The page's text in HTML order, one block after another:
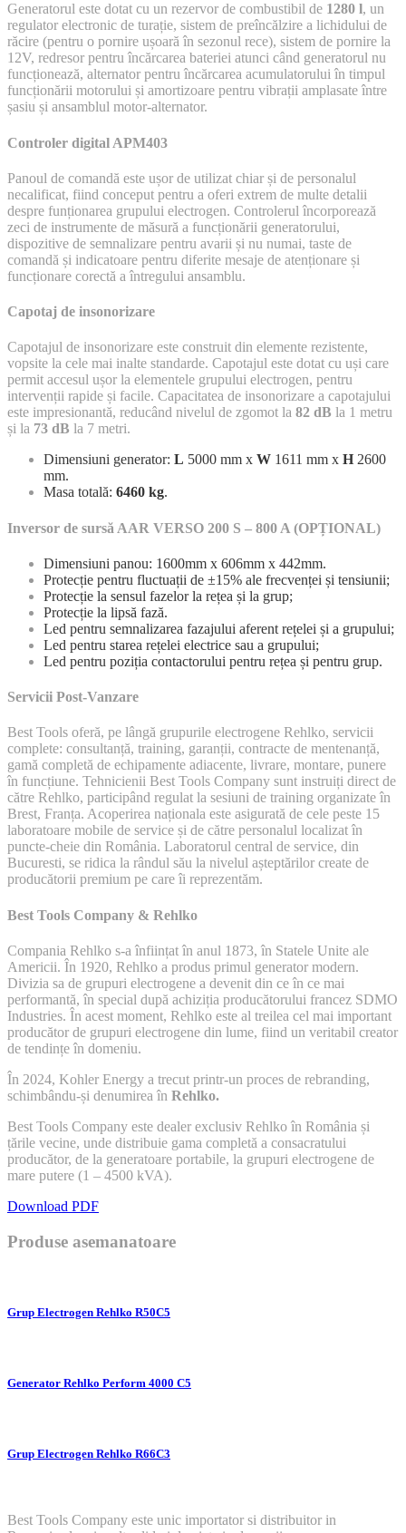
Generatorul este dotat cu un rezervor de combustibil de 1280 l, un
regulator electronic de turație, sistem de preîncălzire a lichidului de
răcire (pentru o pornire ușoară în sezonul rece), sistem de pornire la
12V, redresor pentru încărcarea bateriei atunci când generatorul nu
funcționează, alternator pentru încărcarea acumulatorului în timpul
funcționării motorului și amortizoare pentru vibrații amplasate între
șasiu și ansamblul motor-alternator.
Controler digital APM403
Panoul de comandă este ușor de utilizat chiar și de personalul
necalificat, fiind conceput pentru a oferi extrem de multe detalii
despre funționarea grupului electrogen. Controlerul încorporează
zeci de instrumente de măsură a funcționării generatorului,
dispozitive de semnalizare pentru avarii și nu numai, taste de
comandă și indicatoare pentru diferite mesaje de atenționare și
funcționare corectă a întregului ansamblu.
Capotaj de insonorizare
Capotajul de insonorizare este construit din elemente rezistente,
vopsite la cele mai inalte standarde. Capotajul este dotat cu uși care
permit accesul ușor la elementele grupului electrogen, pentru
intervenții rapide și facile. Capacitatea de insonorizare a capotajului
este impresionantă, reducând nivelul de zgomot la 82 dB la 1 metru
și la 73 dB la 7 metri.
Dimensiuni generator: L 5000 mm x W 1611 mm x H 2600
mm.
Masa totală: 6460 kg.
Inversor de sursă AAR VERSO 200 S – 800 A (OPȚIONAL)
Dimensiuni panou: 1600mm x 606mm x 442mm.
Protecție pentru fluctuații de ±15% ale frecvenței și tensiunii;
Protecție la sensul fazelor la rețea și la grup;
Protecție la lipsă fază.
Led pentru semnalizarea fazajului aferent rețelei și a grupului;
Led pentru starea rețelei electrice sau a grupului;
Led pentru poziția contactorului pentru rețea și pentru grup.
Servicii Post-Vanzare
Best Tools oferă, pe lângă grupurile electrogene Rehlko, servicii
complete: consultanță, training, garanții, contracte de mentenanță,
gamă completă de echipamente adiacente, livrare, montare, punere
în funcțiune. Tehnicienii Best Tools Company sunt instruiți direct de
către Rehlko, participând regulat la sesiuni de training organizate în
Brest, Franța. Acoperirea naționala este asigurată de cele peste 15
laboratoare mobile de service și de către personalul localizat în
puncte-cheie din România. Laboratorul central de service, din
Bucuresti, se ridica la rândul său la nivelul așteptărilor create de
producătorii premium pe care îi reprezentăm.
Best Tools Company & Rehlko
Compania Rehlko s-a înființat în anul 1873, în Statele Unite ale
Americii. În 1920, Rehlko a produs primul generator modern.
Divizia sa de grupuri electrogene a devenit din ce în ce mai
performantă, în special după achiziția producătorului francez SDMO
Industries. În acest moment, Rehlko este al treilea cel mai important
producător de grupuri electrogene din lume, fiind un veritabil creator
de tendințe în domeniu.
În 2024, Kohler Energy a trecut printr-un proces de rebranding,
schimbându-și denumirea în Rehlko.
Best Tools Company este dealer exclusiv Rehlko în România și
țările vecine, unde distribuie gama completă a consacratului
producător, de la generatoare portabile, la grupuri electrogene de
mare putere (1 – 4500 kVA).
Download PDF
Produse asemanatoare
Grup Electrogen Rehlko R50C5
Generator Rehlko Perform 4000 C5
Grup Electrogen Rehlko R66C3
Best Tools Company este unic importator si distribuitor in